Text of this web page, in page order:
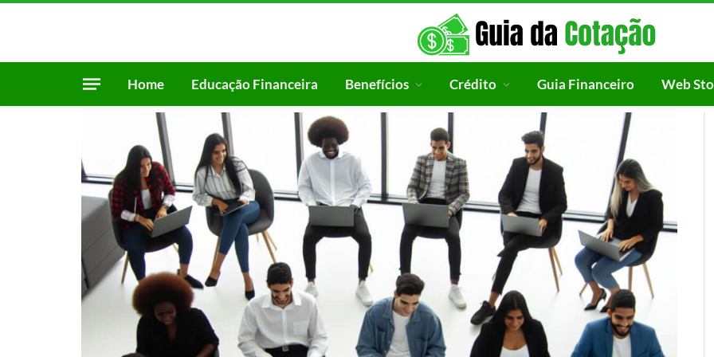
Home Educação Financeira Benefícios Crédito Guia Financeiro Web